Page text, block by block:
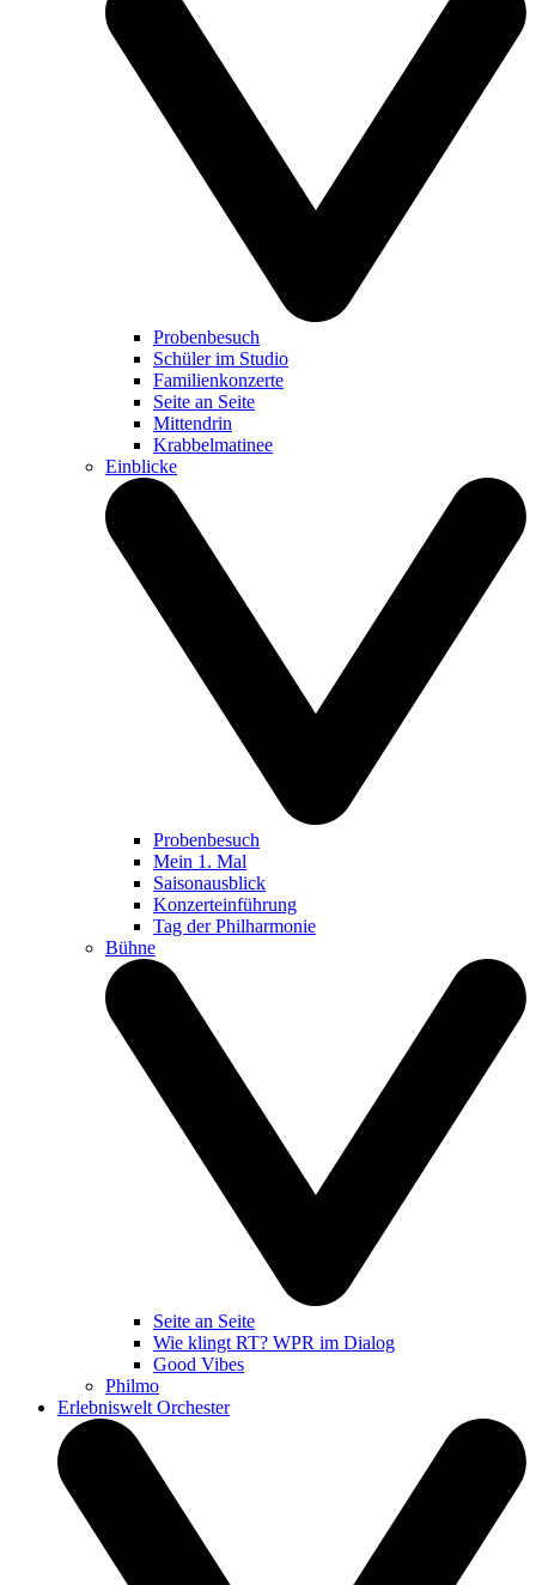
Probenbesuch
Schüler im Studio
Familienkonzerte
Seite an Seite
Mittendrin
Krabbelmatinee
Einblicke
Probenbesuch
Mein 1. Mal
Saisonausblick
Konzerteinführung
Tag der Philharmonie
Bühne
Seite an Seite
Wie klingt RT? WPR im Dialog
Good Vibes
Philmo
Erlebniswelt Orchester